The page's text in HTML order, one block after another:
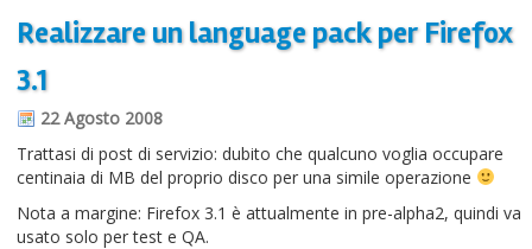
Realizzare un language pack per Firefox
3.1
22 Agosto 2008
Trattasi di post di servizio: dubito che qualcuno voglia occupare
centinaia di MB del proprio disco per una simile operazione
Nota a margine: Firefox 3.1 è attualmente in pre-alpha2, quindi va
usato solo per test e QA.